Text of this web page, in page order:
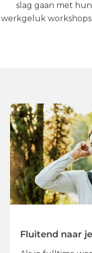
slag gaan met
werkgeluk
Fluitend naar